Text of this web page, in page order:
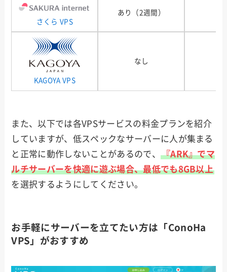
さくら VPS
あり（2週間）
KAGOYA VPS
なし
また、以下では各VPSサービスの料金プランを紹介
していますが、低スペックなサーバーに人が集まる
と正常に動作しないことがあるので、
『ARK』でマ
ルチサーバーを快適に遊ぶ場合、最低でも8GB以上
を選択するようにしてください。
お手軽にサーバーを立てたい方は「ConoHa
VPS」がおすすめ